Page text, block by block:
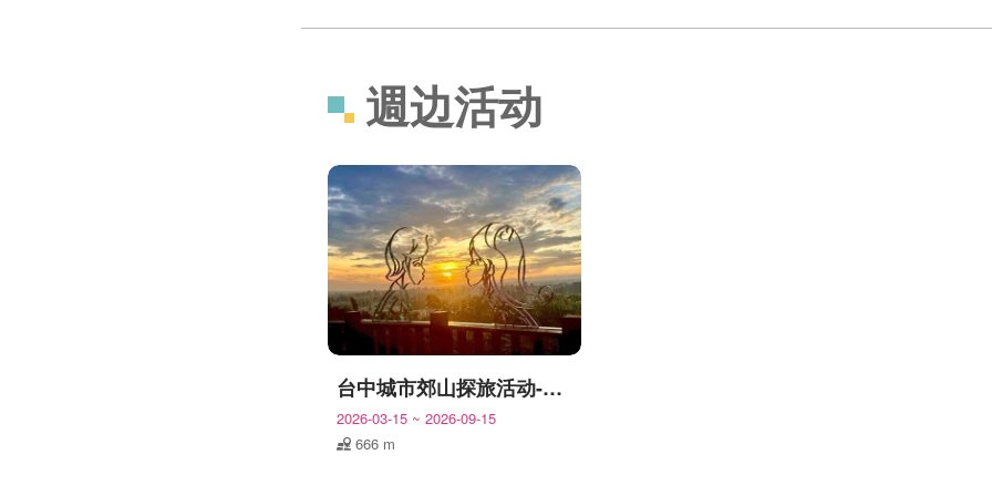
週边活动
台中城市郊山探旅活动-我是登山王
2026-03-15 ~ 2026-09-15
666 m